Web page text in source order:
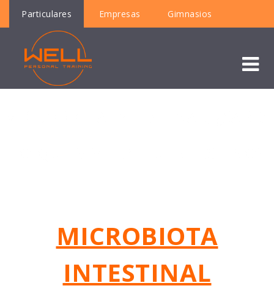
Particulares Empresas Gimnasios
MICROBIOTA
INTESTINAL